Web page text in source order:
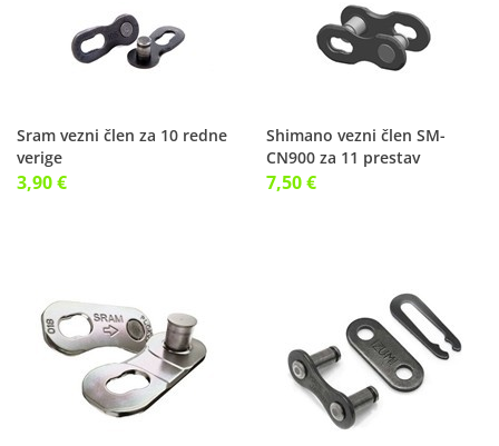
Sram vezni člen za 10 redne
verige
3,90 €
Shimano vezni člen SM-
CN900 za 11 prestav
7,50 €